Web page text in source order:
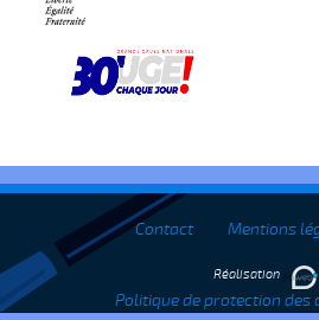
Contact Mentions
Politique de protection des
Réalisation